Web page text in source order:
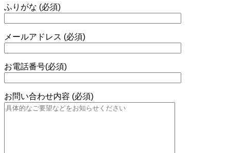
ふりがな (必須)
メールアドレス (必須)
お電話番号(必須)
お問い合わせ内容 (必須)